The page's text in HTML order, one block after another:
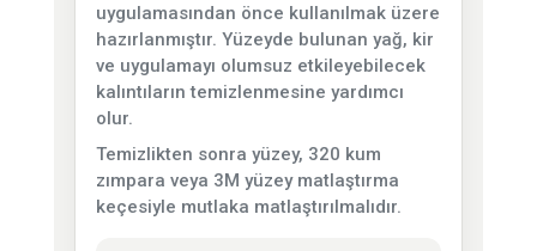
uygulamasından önce kullanılmak üzere
hazırlanmıştır. Yüzeyde bulunan yağ, kir
ve uygulamayı olumsuz etkileyebilecek
kalıntıların temizlenmesine yardımcı
olur.
Temizlikten sonra yüzey, 320 kum
zımpara veya 3M yüzey matlaştırma
keçesiyle mutlaka matlaştırılmalıdır.